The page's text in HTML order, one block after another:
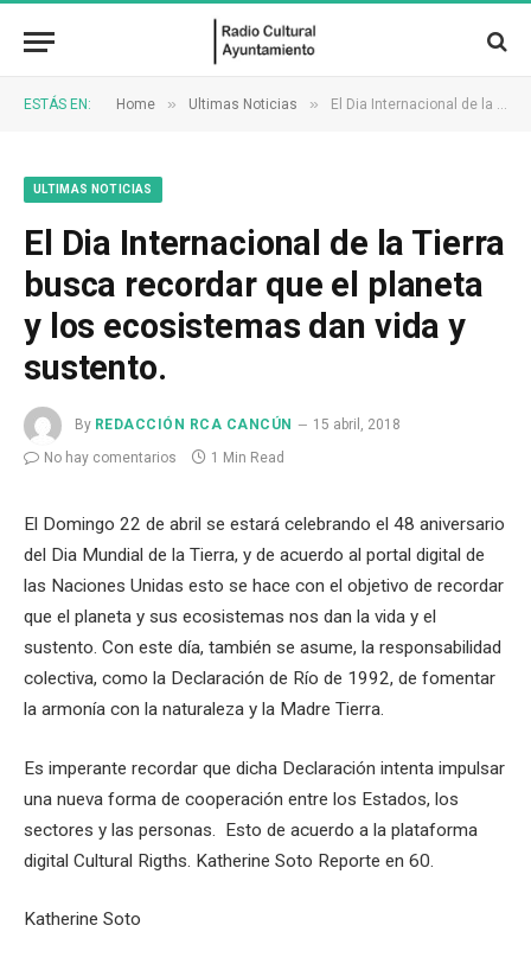
ESTÁS EN: Home » Ultimas Noticias » El Dia Internacional de la Tierra busca recordar que el planeta y los ecosistemas dan vida y sustento.
ULTIMAS NOTICIAS
El Dia Internacional de la Tierra
busca recordar que el planeta
y los ecosistemas dan vida y
sustento.
By REDACCIÓN RCA CANCÚN
15 abril, 2018
No hay comentarios
1 Min Read
El Domingo 22 de abril se estará celebrando el 48 aniversario
del Dia Mundial de la Tierra, y de acuerdo al portal digital de
las Naciones Unidas esto se hace con el objetivo de recordar
que el planeta y sus ecosistemas nos dan la vida y el
sustento. Con este día, también se asume, la responsabilidad
colectiva, como la Declaración de Río de 1992, de fomentar
la armonía con la naturaleza y la Madre Tierra.
Es imperante recordar que dicha Declaración intenta impulsar
una nueva forma de cooperación entre los Estados, los
sectores y las personas. Esto de acuerdo a la plataforma
digital Cultural Rigths. Katherine Soto Reporte en 60.
Katherine Soto